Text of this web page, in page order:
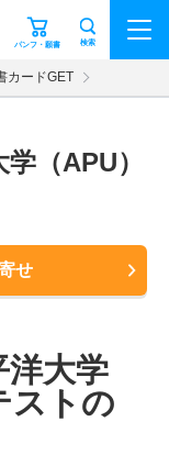
パンフ・願書 検索
カードGET
（APU）
せ
洋大学
ストの